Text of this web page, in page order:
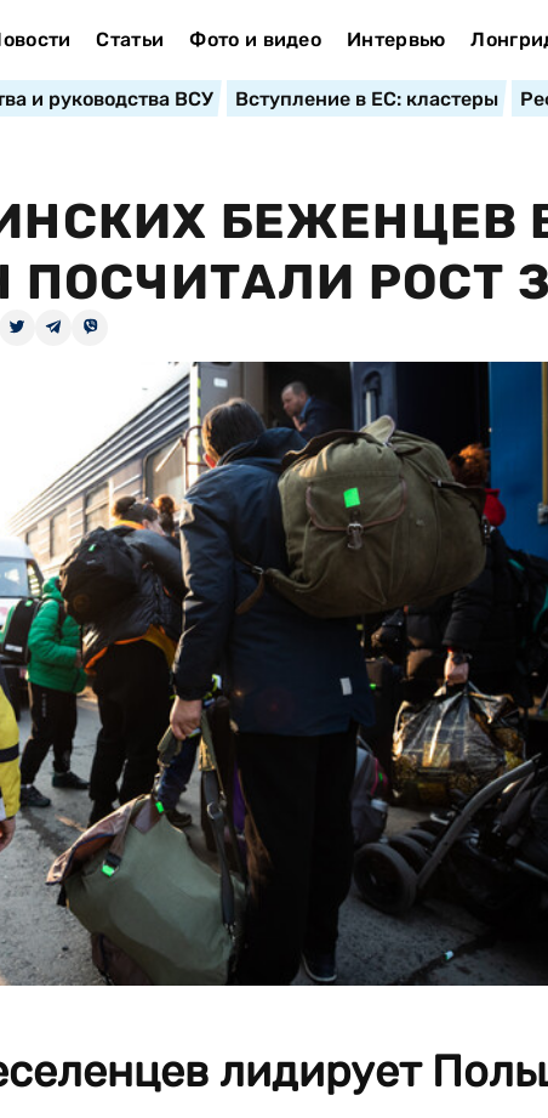
Статьи Фото и видео Интервью
и руководства ВСУ Вступление в ЕС: кластеры
БЕЖЕНЦЕВ
ПОСЧИТАЛИ РОСТ
лидирует